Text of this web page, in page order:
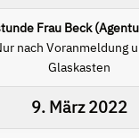
Frau Beck
nach Voranmeldung
Glaskasten
9. März 2022